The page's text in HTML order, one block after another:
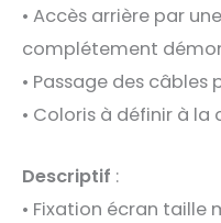
• Accès arrière par
complétement
• Passage des câbles
• Coloris à définir à
Descriptif :
• Fixation écran taille